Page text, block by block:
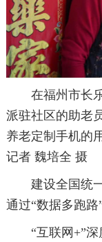
在福州市长乐
派驻社区的助老
养老定制手机的
记者 魏培全 摄
建设全国统一
通过“数据多跑路
“互联网+”深